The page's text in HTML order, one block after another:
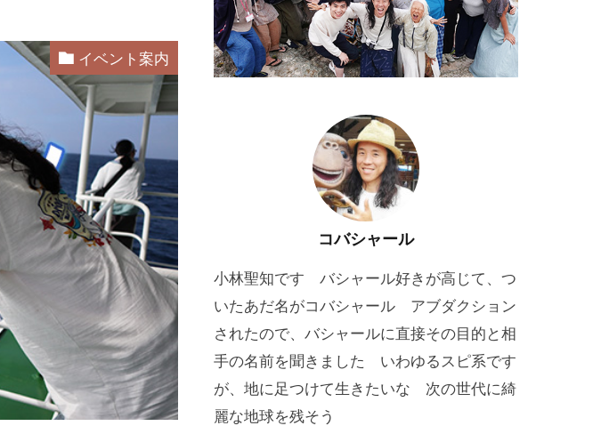
イベント案内
コバシャール
小林聖知です バシャール好きが高じて、つ
いたあだ名がコバシャール アブダクション
されたので、バシャールに直接その目的と相
手の名前を聞きました いわゆるスピ系です
が、地に足つけて生きたいな 次の世代に綺
麗な地球を残そう
動画
友人
宇宙人 岐阜 引き寄せの法則
愛
祓い 覚醒の学校
金沢市
索